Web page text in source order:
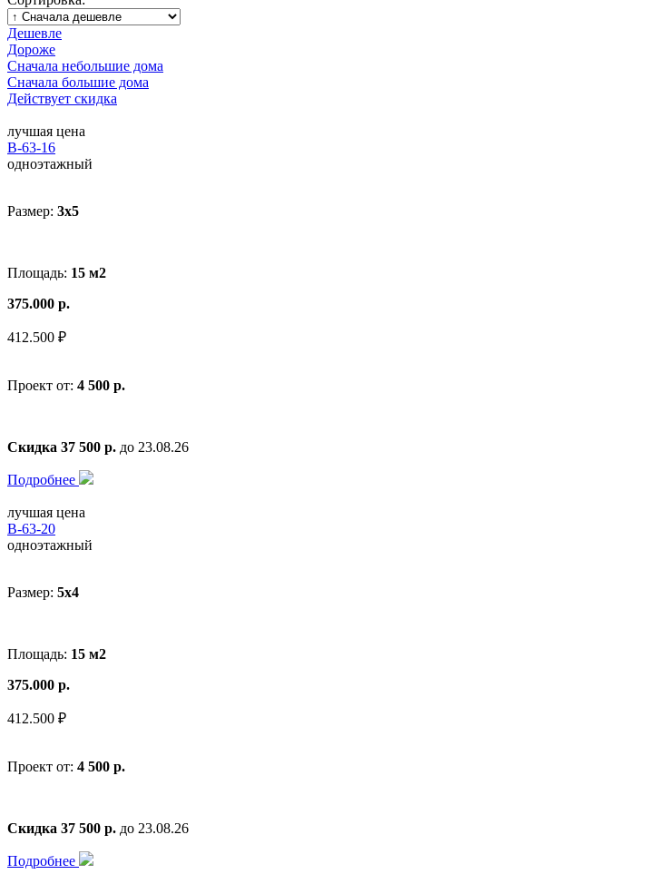
Дешевле
Дороже
Сначала небольшие дома
Сначала большие дома
Действует скидка
лучшая цена
В-63-16
одноэтажный
Размер: 3x5
Площадь: 15 м2
375.000 р.
412.500 ₽
Проект от: 4 500 р.
Скидка 37 500 р. до 23.08.26
Подробнее
лучшая цена
В-63-20
одноэтажный
Размер: 5x4
Площадь: 15 м2
375.000 р.
412.500 ₽
Проект от: 4 500 р.
Скидка 37 500 р. до 23.08.26
Подробнее